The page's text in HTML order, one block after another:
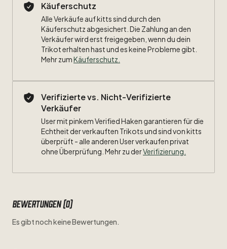
Käuferschutz
Alle Verkäufe auf kitts sind durch den
Käuferschutz abgesichert. Die Zahlung an den
Verkäufer wird erst freigegeben, wenn du dein
Trikot erhalten hast und es keine Probleme gibt.
Mehr zumKäuferschutz
Verifizierte vs. Nicht-Verifizierte
Verkäufer
User mit pinkem Verified Haken garantieren für die
Echtheit der verkauften Trikots und sind von kitts
überprüft - alle anderen User verkaufen privat
ohne Überprüfung. Mehr zu derVerifizierung.
Bewertungen (0)
Es gibt noch keine Bewertungen.